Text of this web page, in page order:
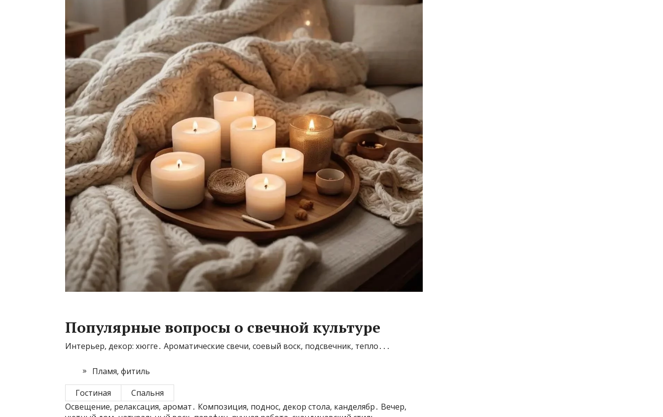
Популярные вопросы о свечной культуре
Интерьер‚ декор: хюгге․ Ароматические свечи‚ соевый воск‚ подсвечник‚ тепло․․․
Пламя‚ фитиль
Гостиная
Спальня
Освещение‚ релаксация‚ аромат․ Композиция‚ поднос‚ декор стола‚ канделябр․ Вечер‚